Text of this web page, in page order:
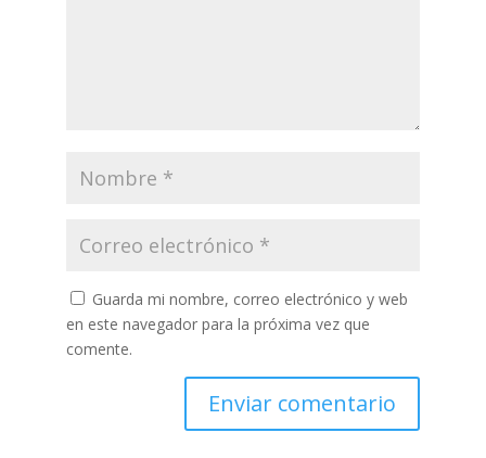
Guarda mi nombre, correo electrónico y web
en este navegador para la próxima vez que
comente.